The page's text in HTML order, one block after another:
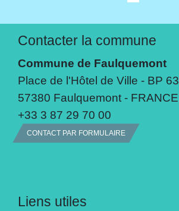
Contacter la commune
Commune de Faulquemont
Place de l'Hôtel de Ville - BP 63
57380 Faulquemont - FRANCE
+33 3 87 29 70 00
CONTACT PAR FORMULAIRE
Liens utiles